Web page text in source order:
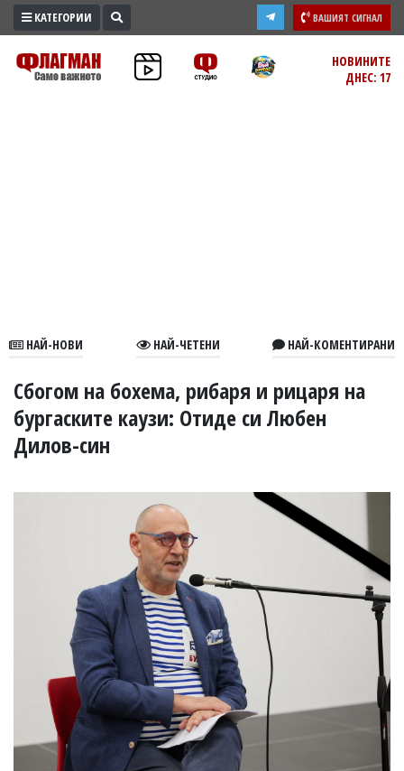
ПРОМО
ЗОНА
В
УКРАЙНА
СПОРТ
РАЗСЛЕДВАНЕ
БИЗНЕС
v.vasilev@flagman.bg
k.kassabova@flagman.bg
редактор:
Иван
КАТЕГОРИИ ВАШИЯТ СИГНАЛ
НОВИНИТЕ
ДНЕС: 17
НАЙ-НОВИ НАЙ-ЧЕТЕНИ НАЙ-КОМЕНТИРАНИ
Сбогом на бохема, рибаря и рицаря на
бургаските каузи: Отиде си Любен
Дилов-син